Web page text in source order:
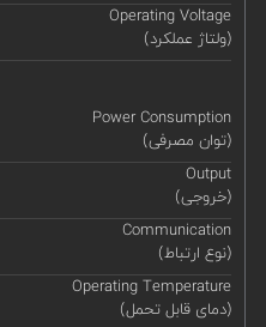
Operating Voltage
(ولتاژ عملکرد)
Power Consumption
(توان مصرفی)
Output
(خروجی)
Communication
(نوع ارتباط)
Operating Temperature
(دمای قابل تحمل)